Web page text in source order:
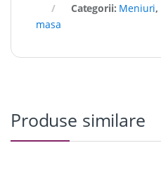
Categorii: Meniuri,
masa
Produse similare